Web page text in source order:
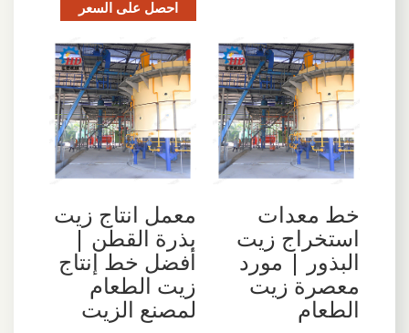
احصل على السعر
خط معدات
استخراج زيت
البذور | مورد
معصرة زيت
الطعام
معمل انتاج زيت
بذرة القطن |
أفضل خط إنتاج
زيت الطعام
لمصنع الزيت